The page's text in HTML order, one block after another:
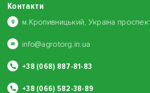
Контакти
м.Кропивницький, Україна
info@agrotorg.in.ua
+38 (068) 887-81-83
+38 (066) 582-38-89